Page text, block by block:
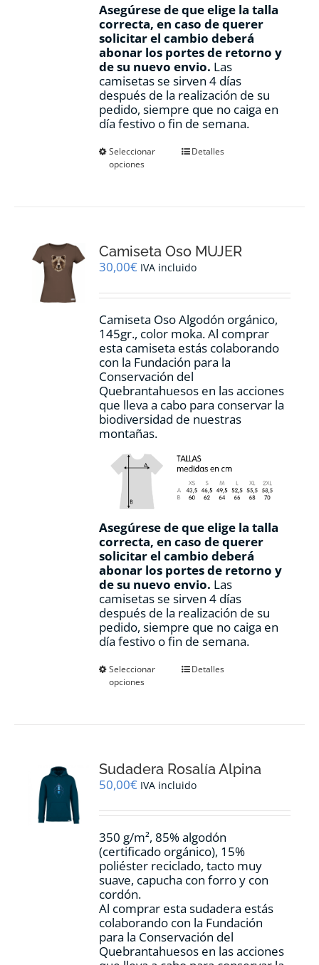
Asegúrese de que elige la talla
correcta, en caso de querer
solicitar el cambio deberá
abonar los portes de retorno y
de su nuevo envio. Las
camisetas se sirven 4 días
después de la realización de su
pedido, siempre que no caiga en
día festivo o fin de semana.
Seleccionar
opciones
Este
se
pueden
en
página
de
producto
Detalles
Camiseta Oso MUJER
30,00€ IVA incluido
Camiseta Oso Algodón orgánico,
145gr., color moka. Al comprar
esta camiseta estás colaborando
con la Fundación para la
Conservación del
Quebrantahuesos en las acciones
que lleva a cabo para conservar la
biodiversidad de nuestras
montañas.
Asegúrese de que elige la talla
correcta, en caso de querer
solicitar el cambio deberá
abonar los portes de retorno y
de su nuevo envio. Las
camisetas se sirven 4 días
después de la realización de su
pedido, siempre que no caiga en
día festivo o fin de semana.
Seleccionar
opciones
Este
se
pueden
en
página
de
producto
Detalles
Sudadera Rosalía Alpina
50,00€ IVA incluido
350 g/m², 85% algodón
(certificado orgánico), 15%
poliéster reciclado, tacto muy
suave, capucha con forro y con
cordón.
Al comprar esta sudadera estás
colaborando con la Fundación
para la Conservación del
Quebrantahuesos en las acciones